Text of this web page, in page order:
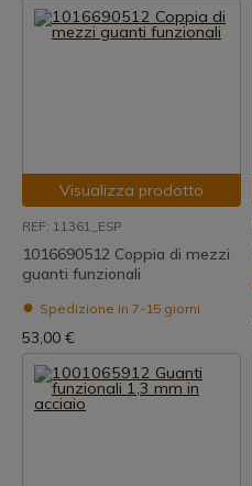
Visualizza prodotto
REF: 11361_ESP
1016690512 Coppia di mezzi
guanti funzionali
Spedizione in 7-15 giorni
53,00 €